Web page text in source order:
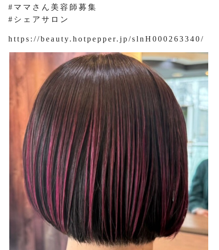
#ママさん美容師募集
#シェアサロン
https://beauty.hotpepper.jp/slnH000263340/